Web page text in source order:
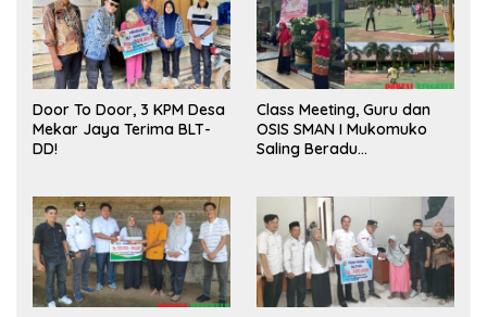
Door To Door, 3 KPM Desa
Mekar Jaya Terima BLT-
DD!
Class Meeting, Guru dan
OSIS SMAN I Mukomuko
Saling Beradu